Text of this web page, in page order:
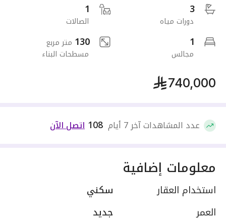
3
دورات مياه
1
الصالات
1
مجالس
130 متر مربع
مسطحات البناء
740,000
عدد المشاهدات آخر 7 أيام 108 اتصل الآن
معلومات إضافية
استخدام العقار
سكني
العمر
جديد